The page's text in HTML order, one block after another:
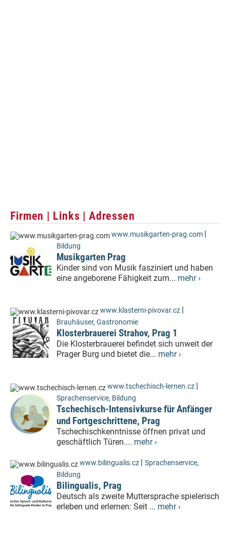
Firmen | Links | Adressen
www.musikgarten-prag.com |
Bildung
Musikgarten Prag
Kinder sind von Musik fasziniert und haben
eine angeborene Fähigkeit zum... mehr ›
www.klasterni-pivovar.cz |
Brauhäuser, Gastronomie
Klosterbrauerei Strahov, Prag 1
Die Klosterbrauerei befindet sich unweit der
Prager Burg und bietet die... mehr ›
www.tschechisch-lernen.cz |
Sprachenservice, Bildung
Tschechisch-Intensivkurse für Anfänger
und Fortgeschrittene, Prag
Tschechischkenntnisse öffnen privat und
geschäftlich Türen.... mehr ›
www.bilingualis.cz | Sprachenservice,
Bildung
Bilingualis, Prag
Deutsch als zweite Muttersprache spielerisch
erleben und erlernen: Seit ... mehr ›